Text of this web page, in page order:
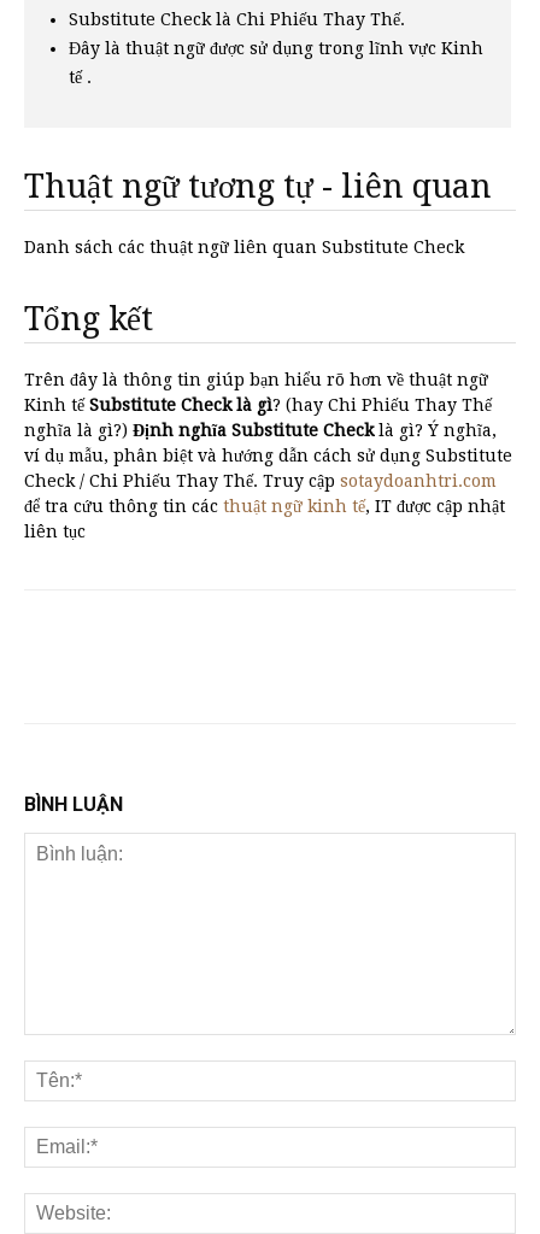
Substitute Check là Chi Phiếu Thay Thế.
Đây là thuật ngữ được sử dụng trong lĩnh vực Kinh
tế .
Thuật ngữ tương tự - liên quan
Danh sách các thuật ngữ liên quan Substitute Check
Tổng kết
Trên đây là thông tin giúp bạn hiểu rõ hơn về thuật ngữ
Kinh tếSubstitute Check là gì? (hay Chi Phiếu Thay Thế
nghĩa là gì?) Định nghĩa Substitute Checklà gì? Ý nghĩa,
ví dụ mẫu, phân biệt và hướng dẫn cách sử dụng Substitute
Check / Chi Phiếu Thay Thế. Truy cập sotaydoanhtri.com
để tra cứu thông tin các thuật ngữ kinh tế, IT được cập nhật
liên tục
BÌNH LUẬN